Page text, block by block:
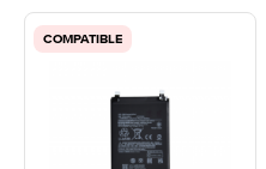
COMPATIBLE